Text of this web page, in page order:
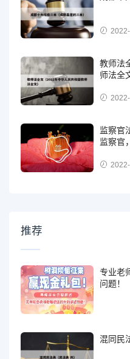
教师法
师法全
监察官
监察官
推荐
专业老
问题！
混同民